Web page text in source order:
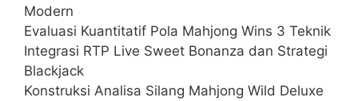
Modern
Evaluasi Kuantitatif Pola Mahjong Wins 3 Teknik
Integrasi RTP Live Sweet Bonanza dan Strategi
Blackjack
Konstruksi Analisa Silang Mahjong Wild Deluxe